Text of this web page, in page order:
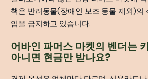
책은 반려동물(장애인 보조 동물 제외)의
입을 금지하고 있습니다.
어바인 파머스 마켓의 벤더는
아니면 현금만 받나요?